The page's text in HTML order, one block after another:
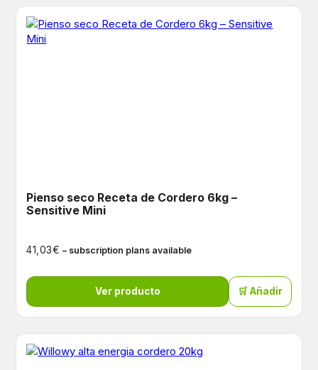
Pienso seco Receta de Cordero 6kg –
Sensitive Mini
41,03€ – subscription plans available
Ver producto 🛒 Añadir